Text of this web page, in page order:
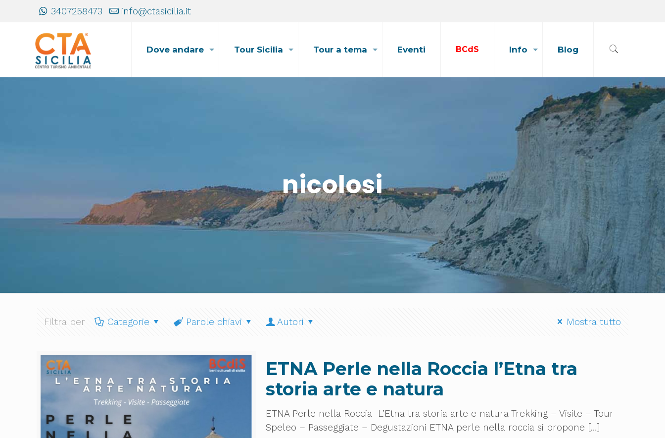
3407258473 info@ctasicilia.it
Dove andare Tour Sicilia Tour a tema Eventi BCdS Info Blog
nicolosi
Filtra per Categorie Parole chiavi Autori Mostra tutto
ETNA Perle nella Roccia l’Etna tra
storia arte e natura
ETNA Perle nella Roccia L’Etna tra storia arte e natura Trekking – Visite – Tour
Speleo – Passeggiate – Degustazioni ETNA perle nella roccia si propone […]